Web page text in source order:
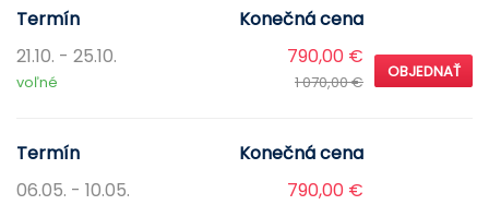
Termín
Konečná cena
21.10. - 25.10.
790,00 €
1 070,00 €
voľné
OBJEDNAŤ
Termín
Konečná cena
06.05. - 10.05.
790,00 €